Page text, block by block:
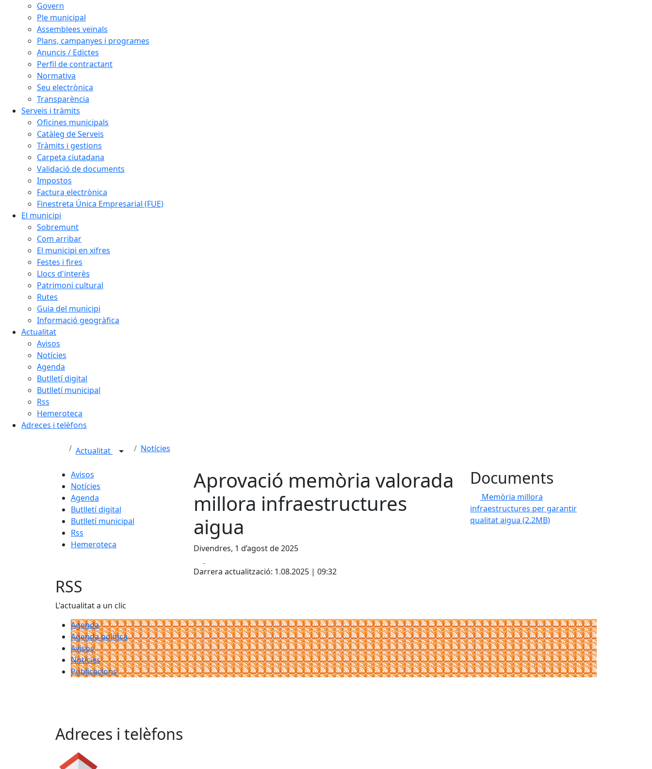
Govern
Ple municipal
Assemblees veïnals
Plans, campanyes i programes
Anuncis / Edictes
Perfil de contractant
Normativa
Seu electrònica
Transparència
Serveis i tràmits
Oficines municipals
Catàleg de Serveis
Tràmits i gestions
Carpeta ciutadana
Validació de documents
Impostos
Factura electrònica
Finestreta Única Empresarial (FUE)
El municipi
Sobremunt
Com arribar
El municipi en xifres
Festes i fires
Llocs d'interès
Patrimoni cultural
Rutes
Guia del municipi
Informació geogràfica
Actualitat
Avisos
Notícies
Agenda
Butlletí digital
Butlletí municipal
Rss
Hemeroteca
Adreces i telèfons
Actualitat Notícies
Avisos
Notícies
Agenda
Butlletí digital
Butlletí municipal
Rss
Hemeroteca
Aprovació memòria valorada
millora infraestructures
aigua
Divendres, 1 d’agost de 2025
Darrera actualització: 1.08.2025 | 09:32
Documents
Memòria millora
infraestructures per garantir
qualitat aigua (2.2MB)
RSS
L'actualitat a un clic
Agenda
Agenda política
Avisos
Notícies
Publicacions
Adreces i telèfons